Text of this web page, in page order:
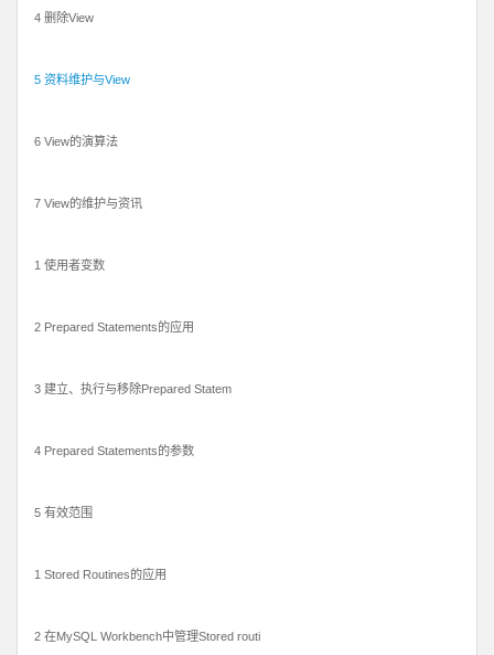
4 删除View
5 资料维护与View
6 View的演算法
7 View的维护与资讯
1 使用者变数
2 Prepared Statements的应用
3 建立、执行与移除Prepared Statem
4 Prepared Statements的参数
5 有效范围
1 Stored Routines的应用
2 在MySQL Workbench中管理Stored routi